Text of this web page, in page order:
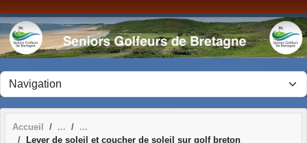
Accueil
Lever de soleil et coucher de soleil sur golf breton